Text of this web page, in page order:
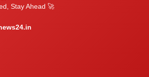
Stay Ahead 🚀